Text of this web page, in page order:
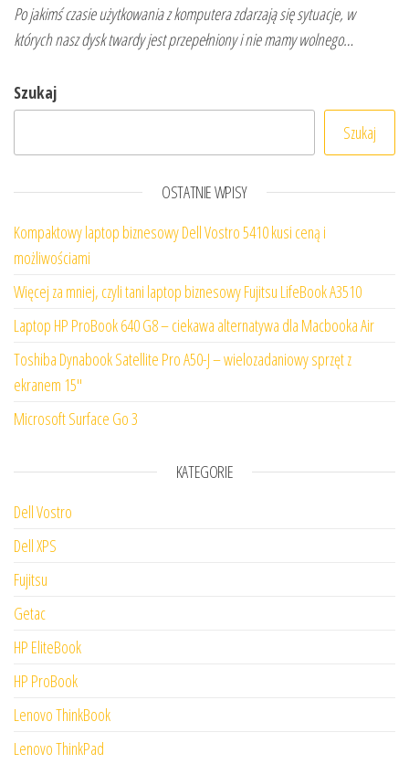
Po jakimś czasie użytkowania z komputera zdarzają się sytuacje, w
których nasz dysk twardy jest przepełniony i nie mamy wolnego…
Szukaj
Szukaj
OSTATNIE WPISY
Kompaktowy laptop biznesowy Dell Vostro 5410 kusi ceną i
możliwościami
Więcej za mniej, czyli tani laptop biznesowy Fujitsu LifeBook A3510
Laptop HP ProBook 640 G8 – ciekawa alternatywa dla Macbooka Air
Toshiba Dynabook Satellite Pro A50-J – wielozadaniowy sprzęt z
ekranem 15″
Microsoft Surface Go 3
KATEGORIE
Dell Vostro
Dell XPS
Fujitsu
Getac
HP EliteBook
HP ProBook
Lenovo ThinkBook
Lenovo ThinkPad